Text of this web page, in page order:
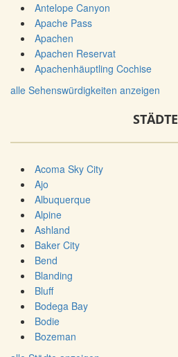
Antelope Canyon
Apache Pass
Apachen
Apachen Reservat
Apachenhäuptling Cochise
alle Sehenswürdigkeiten anzeigen
STÄDTE
Acoma Sky City
Ajo
Albuquerque
Alpine
Ashland
Baker City
Bend
Blanding
Bluff
Bodega Bay
Bodie
Bozeman